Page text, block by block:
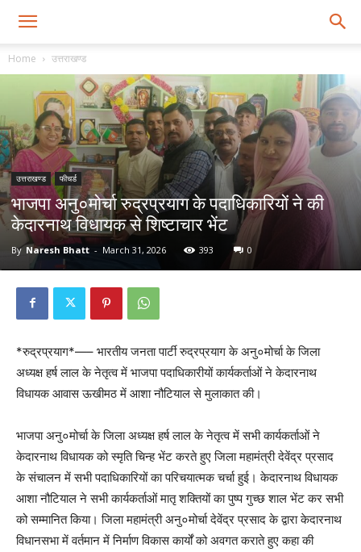
Home उत्तराखण्ड
उत्तराखण्ड फीचर्ड
भाजपा अनु०मोर्चा रुद्रप्रयाग के पदाधिकारियों ने की
केदारनाथ विधायक से शिष्टाचार भेंट
By Naresh Bhatt - March 31, 2026 393 0
*रुद्रप्रयाग*—– भारतीय जनता पार्टी रुद्रप्रयाग के अनु०मोर्चा के जिला
अध्यक्ष हर्ष लाल के नेतृत्व में भाजपा पदाधिकारीयों कार्यकर्ताओं ने केदारनाथ
विधायक आवास ऊखीमठ में आशा नौटियाल से मुलाकात की।
भाजपा अनु०मोर्चा के जिला अध्यक्ष हर्ष लाल के नेतृत्व में सभी कार्यकर्ताओं ने
केदारनाथ विधायक को स्मृति चिन्ह भेंट करते हुए जिला महामंत्री देवेंद्र प्रसाद
के संचालन में सभी पदाधिकारियों का परिचयात्मक चर्चा हुई। केदारनाथ विधायक
आशा नौटियाल ने सभी कार्यकर्ताओं मातृ शक्तियों का पुष्प गुच्छ शाल भेंट कर सभी
को सम्मानित किया। जिला महामंत्री अनु०मोर्चा देवेंद्र प्रसाद के द्वारा केदारनाथ
विधानसभा में वर्तमान में निर्माण विकास कार्यों को अवगत कराते हुए कहा की